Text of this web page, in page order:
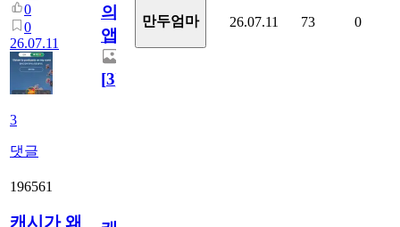
0
0
26.07.11
3
댓글
의
앱.
[3]
만두엄마 26.07.11 73 0
196561
캐시가 왜